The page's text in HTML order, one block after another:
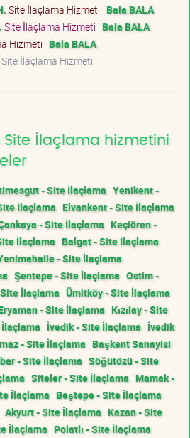
Site İlaçlama Hizmeti Bala BALA
Site İlaçlama Hizmeti Bala BALA
Hizmeti Bala BALA
Site İlaçlama Hizmeti
İlaçlama hizmetini
- Site İlaçlama Yenikent -
İlaçlama Elvankent - Site İlaçlama
- Site İlaçlama Keçiören -
İlaçlama Balgat - Site İlaçlama
- Site İlaçlama
Şentepe - Site İlaçlama Ostim -
İlaçlama Ümitköy - Site İlaçlama
- Site İlaçlama Kızılay - Site
İlaçlama İvedik - Site İlaçlama İvedik
- Site İlaçlama Başkent Sanayisi
- Site İlaçlama Söğütözü - Site
Siteler - Site İlaçlama Mamak -
İlaçlama Beştepe - Site İlaçlama
Akyurt - Site İlaçlama Kazan - Site
İlaçlama Polatlı - Site İlaçlama